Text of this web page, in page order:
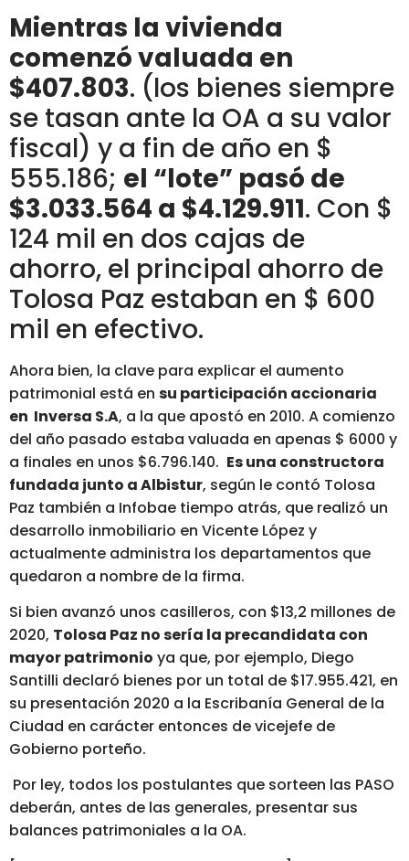
Mientras la vivienda
comenzó valuada en
$407.803. (los bienes siempre
se tasan ante la OA a su valor
fiscal) y a fin de año en $
555.186; el “lote” pasó de
$3.033.564 a $4.129.911. Con $
124 mil en dos cajas de
ahorro, el principal ahorro de
Tolosa Paz estaban en $ 600
mil en efectivo.
Ahora bien, la clave para explicar el aumento
patrimonial está en su participación accionaria
en Inversa S.A, a la que apostó en 2010. A comienzo
del año pasado estaba valuada en apenas $ 6000 y
a finales en unos $6.796.140. Es una constructora
fundada junto a Albistur, según le contó Tolosa
Paz también a Infobae tiempo atrás, que realizó un
desarrollo inmobiliario en Vicente López y
actualmente administra los departamentos que
quedaron a nombre de la firma.
Si bien avanzó unos casilleros, con $13,2 millones de
2020, Tolosa Paz no sería la precandidata con
mayor patrimonio ya que, por ejemplo, Diego
Santilli declaró bienes por un total de $17.955.421, en
su presentación 2020 a la Escribanía General de la
Ciudad en carácter entonces de vicejefe de
Gobierno porteño.
Por ley, todos los postulantes que sorteen las PASO
deberán, antes de las generales, presentar sus
balances patrimoniales a la OA.